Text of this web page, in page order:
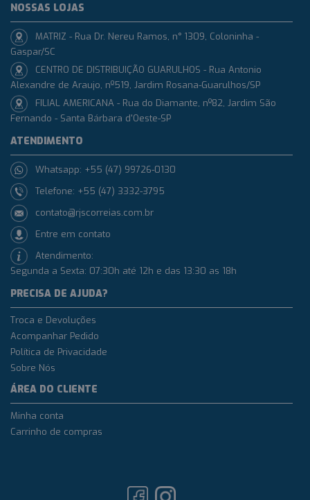
NOSSAS LOJAS
MATRIZ - Rua Dr. Nereu Ramos, n° 1309, Coloninha -
Gaspar/SC
CENTRO DE DISTRIBUIÇÃO GUARULHOS - Rua Antonio
Alexandre de Araujo, nº519, Jardim Rosana-Guarulhos/SP
FILIAL AMERICANA - Rua do Diamante, nº82, Jardim São
Fernando - Santa Bárbara d'Oeste-SP
ATENDIMENTO
Whatsapp: +55 (47) 99726-0130
Telefone: +55 (47) 3332-3795
contato@rjscorreias.com.br
Entre em contato
Atendimento:
Segunda a Sexta: 07:30h até 12h e das 13:30 as 18h
PRECISA DE AJUDA?
Troca e Devoluções
Acompanhar Pedido
Política de Privacidade
Sobre Nós
ÁREA DO CLIENTE
Minha conta
Carrinho de compras